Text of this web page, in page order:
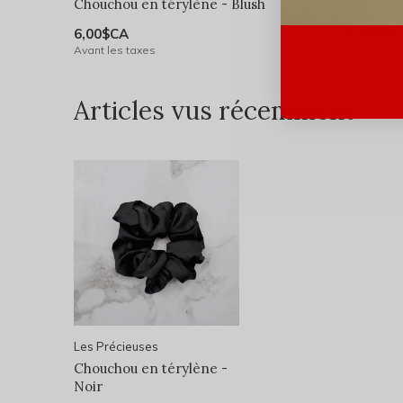
Chouchou en térylène - Blush
6,00$CA
Avant les taxes
Articles vus récemment
Les Précieuses
Chouchou en térylène -
Noir